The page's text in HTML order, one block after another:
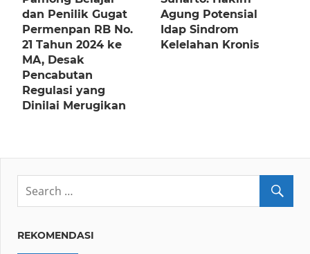
dan Penilik Gugat
Permenpan RB No.
21 Tahun 2024 ke
MA, Desak
Pencabutan
Regulasi yang
Dinilai Merugikan
Agung Potensial
Idap Sindrom
Kelelahan Kronis
REKOMENDASI